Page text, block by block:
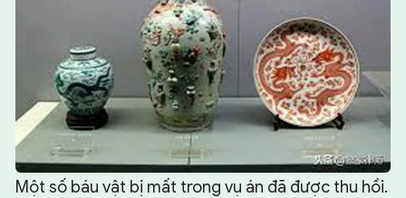
Một số báu vật bị mất trong vụ án đã được thu hồi.